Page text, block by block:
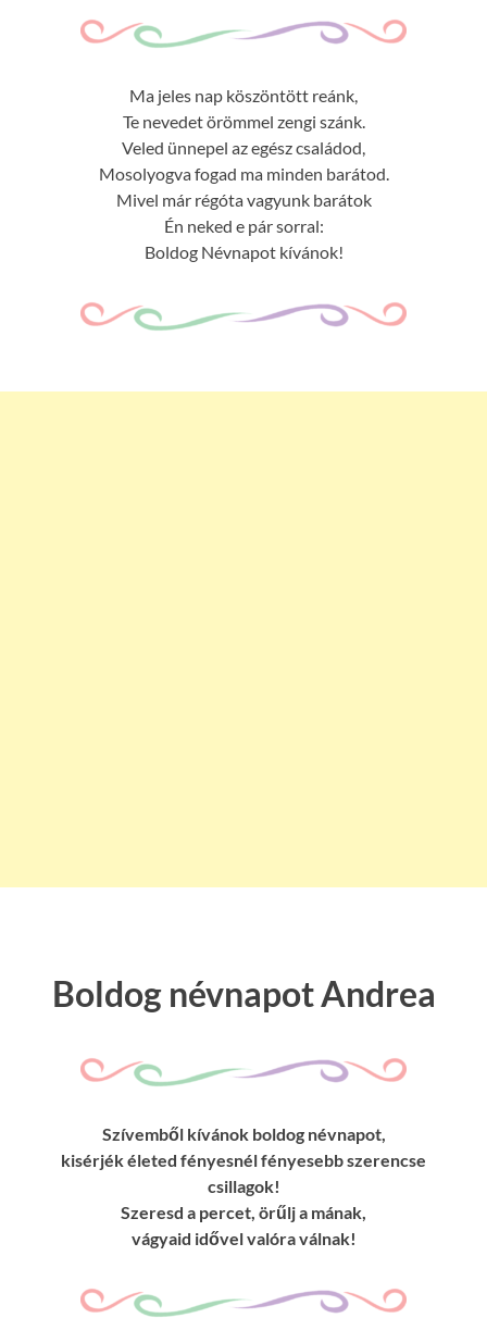
Ma jeles nap köszöntött reánk,
Te nevedet örömmel zengi szánk.
Veled ünnepel az egész családod,
Mosolyogva fogad ma minden barátod.
Mivel már régóta vagyunk barátok
Én neked e pár sorral:
Boldog Névnapot kívánok!
Boldog névnapot Andrea
Szívemből kívánok boldog névnapot,
kisérjék életed fényesnél fényesebb szerencse
csillagok!
Szeresd a percet, örűlj a mának,
vágyaid idővel valóra válnak!